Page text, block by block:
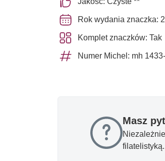
Rok wydania znaczka:
Komplet znaczków: Tak
Numer Michel: mh
Masz
filatelistyką.